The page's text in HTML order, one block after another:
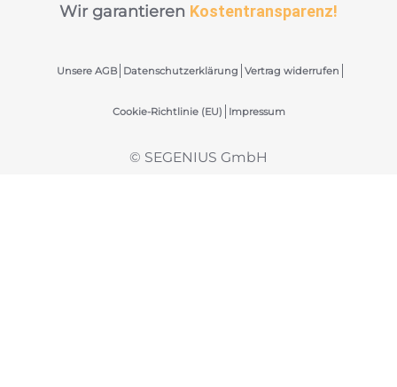
Wir garantieren Kostentransparenz!
Unsere AGB Datenschutzerklärung Vertrag widerrufen
Cookie-Richtlinie (EU) Impressum
© SEGENIUS GmbH